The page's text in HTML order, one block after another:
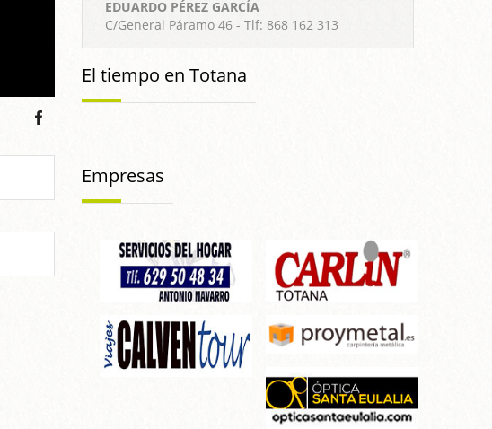
EDUARDO PÉREZ GARCÍA
C/General Páramo 46 - Tlf: 868 162 313
El tiempo en Totana
Empresas